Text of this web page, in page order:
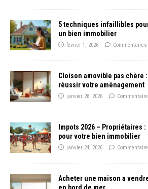
5 techniques infaillibles
un bien immobilier
février 1, 2026
Cloison amovible pas chère
réussir votre aménagement
janvier 28, 2026
Impots 2026 – Propriétaires
pour votre bien immobilier
janvier 24, 2026
Acheter une maison a